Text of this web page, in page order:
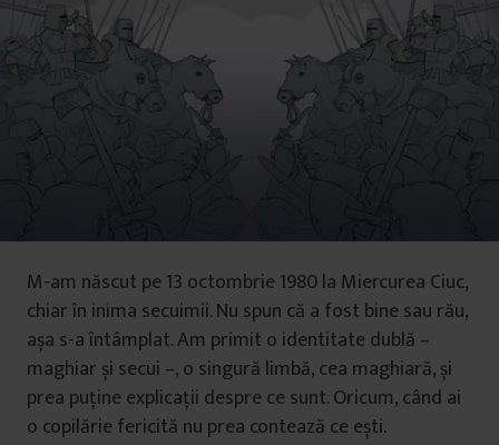
M-am născut pe 13 octombrie 1980 la Miercurea Ciuc,
chiar în inima secuimii. Nu spun că a fost bine sau rău,
așa s-a întâmplat. Am primit o identitate dublă –
maghiar și secui –, o singură limbă, cea maghiară, și
prea puține explicații despre ce sunt. Oricum, când ai
o copilărie fericită nu prea contează ce ești.